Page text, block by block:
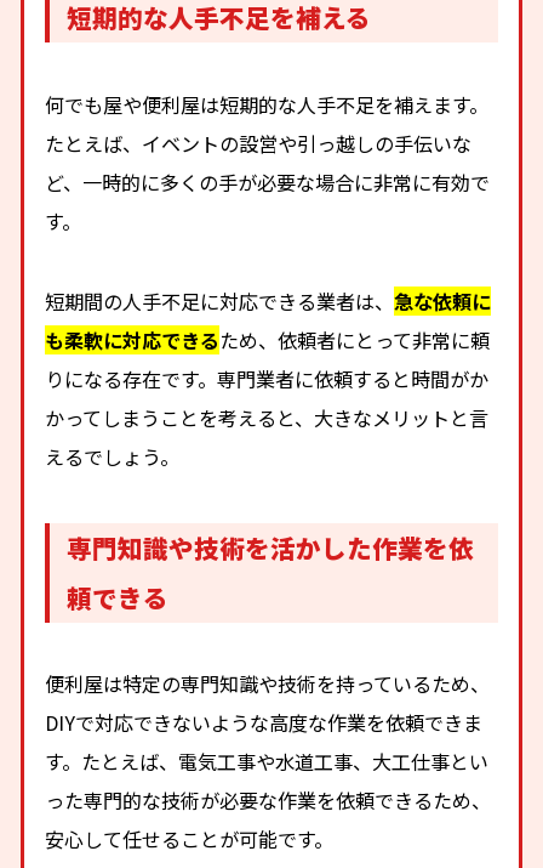
短期的な人手不足を補える
何でも屋や便利屋は短期的な人手不足を補えます。
たとえば、イベントの設営や引っ越しの手伝いな
ど、一時的に多くの手が必要な場合に非常に有効で
す。
短期間の人手不足に対応できる業者は、急な依頼に
も柔軟に対応できるため、依頼者にとって非常に頼
りになる存在です。専門業者に依頼すると時間がか
かってしまうことを考えると、大きなメリットと言
えるでしょう。
専門知識や技術を活かした作業を依
頼できる
便利屋は特定の専門知識や技術を持っているため、
DIYで対応できないような高度な作業を依頼できま
す。たとえば、電気工事や水道工事、大工仕事とい
った専門的な技術が必要な作業を依頼できるため、
安心して任せることが可能です。